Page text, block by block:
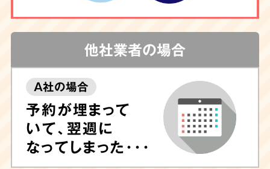
他社業者の場合
A社の場合
予約が埋まって
いて、翌週に
なってしまった･･･